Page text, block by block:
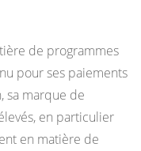
de programmes
pour ses paiements
sa marque de
en particulier
en matière de